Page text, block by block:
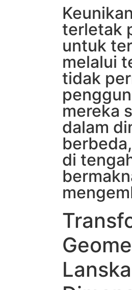
terletak
untuk
melalui
tidak
mereka
dalam
di